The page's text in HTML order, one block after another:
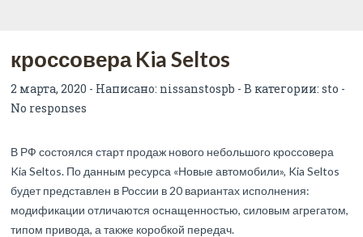
кроссовера Kia Seltos
2 марта, 2020 - Написано: nissanstospb - В категории:sto -
No responses
В РФ состоялся старт продаж нового небольшого кроссовера
Kia Seltos. По данным ресурса «Новые автомобили», Kia Seltos
будет представлен в России в 20 вариантах исполнения:
модификации отличаются оснащенностью, силовым агрегатом,
типом привода, а также коробкой передач.